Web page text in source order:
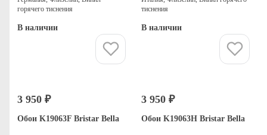
горячего тиснения
В наличии
тиснения
В наличии
3 950 ₽
Обои K19063F Bristar Bella
3 950 ₽
Обои K19063H Bristar Bella